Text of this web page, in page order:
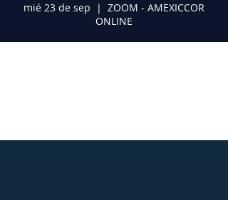
mié 23 de sep
  |
ZOOM - AMEXICCOR
ONLINE